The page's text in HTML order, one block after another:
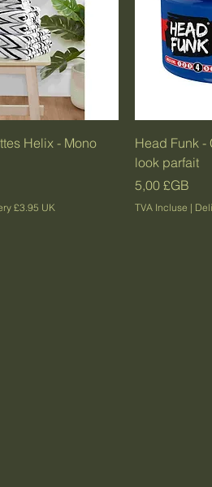
Helix - Mono
£3.95 UK
Head Funk -
look parfait
Prix
5,00 £GB
TVA Incluse |